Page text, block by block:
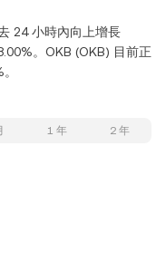
24 小時內向上增長
。OKB (OKB) 目前正
1 年 2 年